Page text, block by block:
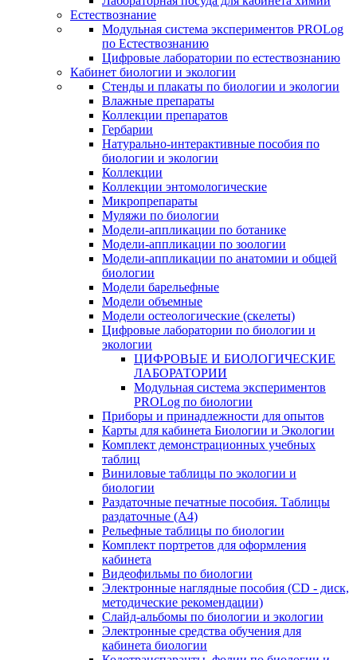
Естествознание
Модульная система экспериментов PROLog
по Естествознанию
Цифровые лаборатории по естествознанию
Кабинет биологии и экологии
Стенды и плакаты по биологии и экологии
Влажные препараты
Коллекции препаратов
Гербарии
Натурально-интерактивные пособия по
биологии и экологии
Коллекции
Коллекции энтомологические
Микропрепараты
Муляжи по биологии
Модели-аппликации по ботанике
Модели-аппликации по зоологии
Модели-аппликации по анатомии и общей
биологии
Модели барельефные
Модели объемные
Модели остеологические (скелеты)
Цифровые лаборатории по биологии и
экологии
ЦИФРОВЫЕ И БИОЛОГИЧЕСКИЕ
ЛАБОРАТОРИИ
Модульная система экспериментов
PROLog по биологии
Приборы и принадлежности для опытов
Карты для кабинета Биологии и Экологии
Комплект демонстрационных учебных
таблиц
Виниловые таблицы по экологии и
биологии
Раздаточные печатные пособия. Таблицы
раздаточные (А4)
Рельефные таблицы по биологии
Комплект портретов для оформления
кабинета
Видеофильмы по биологии
Электронные наглядные пособия (CD - диск,
методические рекомендации)
Слайд-альбомы по биологии и экологии
Электронные средства обучения для
кабинета биологии